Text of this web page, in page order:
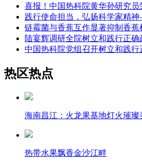
喜报！中国热科院黄华孙研究
践行使命担当，弘扬科学家精
链霉菌与香蕉互作显著抑制香蕉
陆宴辉调研全院树立和践行正
中国热科院党组召开树立和践
热区热点
海南昌江：火龙果基地灯火璀璨
热带水果飘香金沙江畔